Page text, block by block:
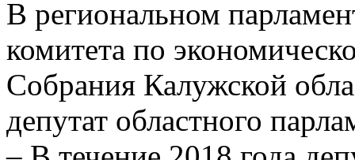
В региональном
комитета по
Собрания Калужской
депутат областного